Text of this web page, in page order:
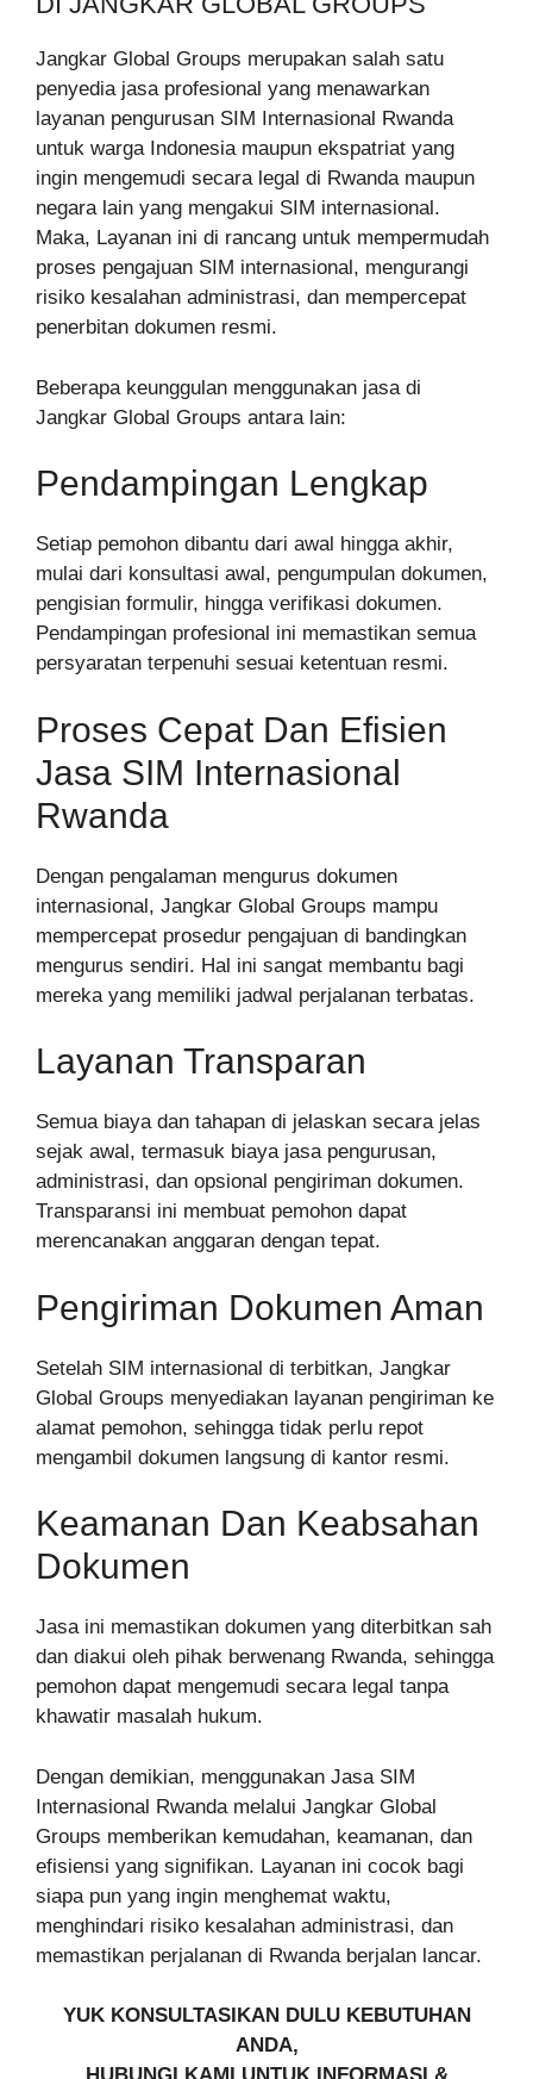
Jangkar Global Groups merupakan salah satu
penyedia jasa profesional yang menawarkan
layanan pengurusan SIM Internasional Rwanda
untuk warga Indonesia maupun ekspatriat yang
ingin mengemudi secara legal di Rwanda maupun
negara lain yang mengakui SIM internasional.
Maka, Layanan ini di rancang untuk mempermudah
proses pengajuan SIM internasional, mengurangi
risiko kesalahan administrasi, dan mempercepat
penerbitan dokumen resmi.
Beberapa keunggulan menggunakan jasa di
Jangkar Global Groups antara lain:
Pendampingan Lengkap
Setiap pemohon dibantu dari awal hingga akhir,
mulai dari konsultasi awal, pengumpulan dokumen,
pengisian formulir, hingga verifikasi dokumen.
Pendampingan profesional ini memastikan semua
persyaratan terpenuhi sesuai ketentuan resmi.
Proses Cepat Dan Efisien
Jasa SIM Internasional
Rwanda
Dengan pengalaman mengurus dokumen
internasional, Jangkar Global Groups mampu
mempercepat prosedur pengajuan di bandingkan
mengurus sendiri. Hal ini sangat membantu bagi
mereka yang memiliki jadwal perjalanan terbatas.
Layanan Transparan
Semua biaya dan tahapan di jelaskan secara jelas
sejak awal, termasuk biaya jasa pengurusan,
administrasi, dan opsional pengiriman dokumen.
Transparansi ini membuat pemohon dapat
merencanakan anggaran dengan tepat.
Pengiriman Dokumen Aman
Setelah SIM internasional di terbitkan, Jangkar
Global Groups menyediakan layanan pengiriman ke
alamat pemohon, sehingga tidak perlu repot
mengambil dokumen langsung di kantor resmi.
Keamanan Dan Keabsahan
Dokumen
Jasa ini memastikan dokumen yang diterbitkan sah
dan diakui oleh pihak berwenang Rwanda, sehingga
pemohon dapat mengemudi secara legal tanpa
khawatir masalah hukum.
Dengan demikian, menggunakan Jasa SIM
Internasional Rwanda melalui Jangkar Global
Groups memberikan kemudahan, keamanan, dan
efisiensi yang signifikan. Layanan ini cocok bagi
siapa pun yang ingin menghemat waktu,
menghindari risiko kesalahan administrasi, dan
memastikan perjalanan di Rwanda berjalan lancar.
YUK KONSULTASIKAN DULU KEBUTUHAN
ANDA,